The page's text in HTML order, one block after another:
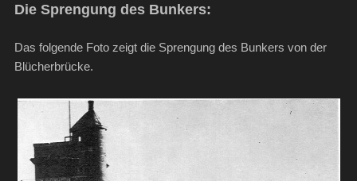
Die Sprengung des Bunkers:
Das folgende Foto zeigt die Sprengung des Bunkers von der
Blücherbrücke.